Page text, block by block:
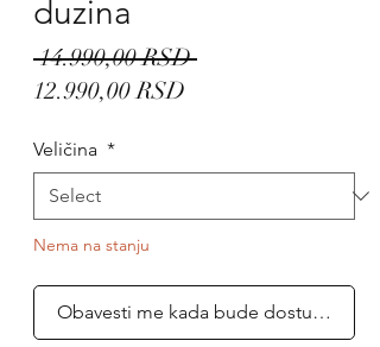
duzina
14.990,00 RSD Regular
12.990,00 RSD
Veličina *
Nema na stanju
Obavesti me kada bude dostupno